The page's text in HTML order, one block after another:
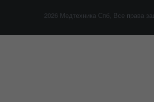
2026 Медтехника Спб, Все права